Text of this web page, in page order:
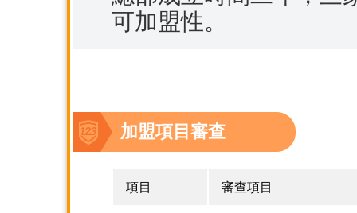
可加盟性。
加盟項目審查
項目 審查項目